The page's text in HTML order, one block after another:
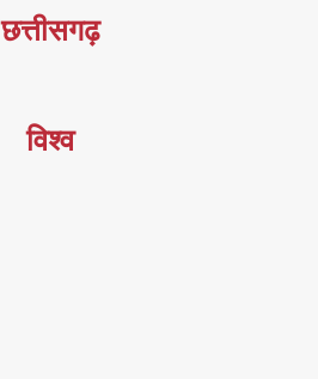
छत्तीसगढ़
विश्व